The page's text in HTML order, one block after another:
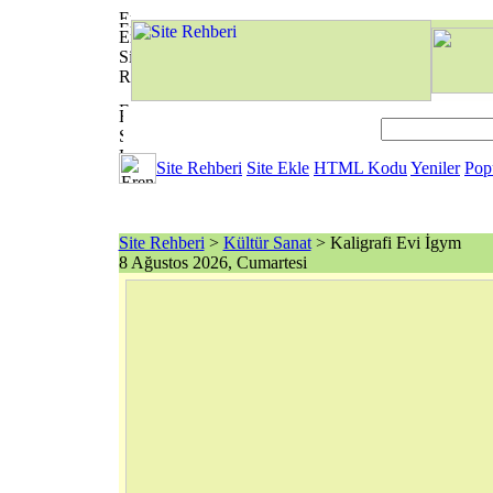
Site Rehberi Site Ekle HTML Kodu Yeniler
Site Rehberi > Kültür Sanat> Kaligrafi Evi İgym
8 Ağustos 2026, Cumartesi